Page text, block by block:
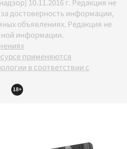
10.11.2016 г. Редакция не
достоверность информации,
объявлениях. Редакция не
информации.
применяются
в соответствии с
18+